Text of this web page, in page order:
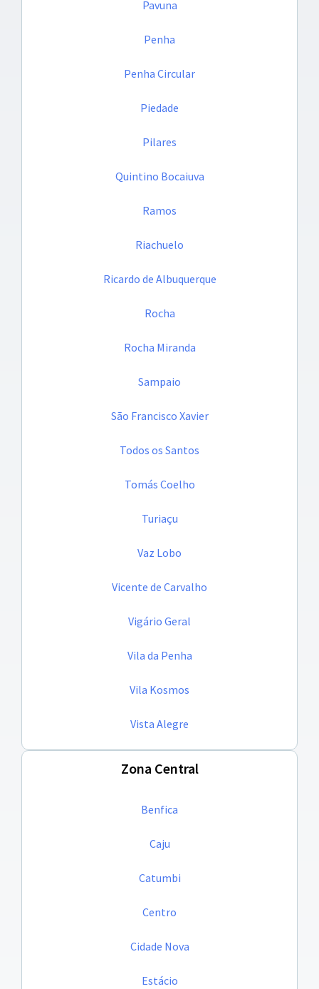
Pavuna
Penha
Penha Circular
Piedade
Pilares
Quintino Bocaiuva
Ramos
Riachuelo
Ricardo de Albuquerque
Rocha
Rocha Miranda
Sampaio
São Francisco Xavier
Todos os Santos
Tomás Coelho
Turiaçu
Vaz Lobo
Vicente de Carvalho
Vigário Geral
Vila da Penha
Vila Kosmos
Vista Alegre
Zona Central
Benfica
Caju
Catumbi
Centro
Cidade Nova
Estácio